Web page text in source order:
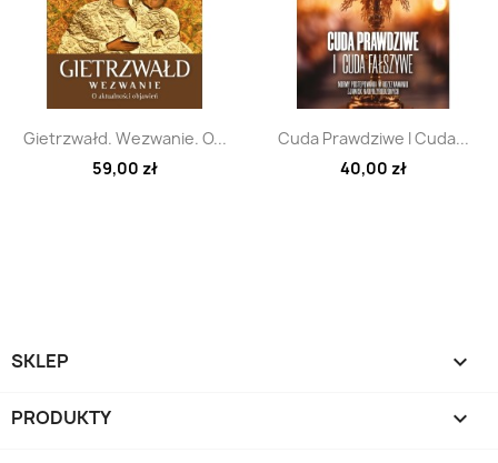
Szybki podgląd
Gietrzwałd. Wezwanie. O...
59,00 zł
Szybki podgląd
Cuda Prawdziwe I Cuda...
40,00 zł
SKLEP 
PRODUKTY 